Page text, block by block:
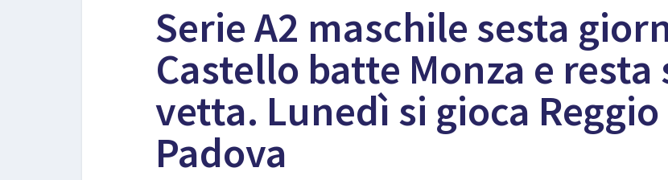
Serie A2 maschile sesta
Castello batte Monza e resta
vetta. Lunedì si gioca
Padova